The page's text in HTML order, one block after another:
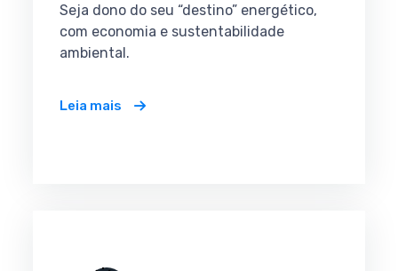
Seja dono do seu “destino” energético,
com economia e sustentabilidade
ambiental.
Leia mais